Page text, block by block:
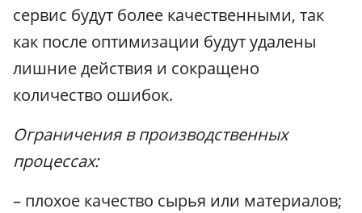
сервис будут более качественными, так
как после оптимизации будут удалены
лишние действия и сокращено
количество ошибок.
Ограничения в производственных
процессах:
– плохое качество сырья или материалов;